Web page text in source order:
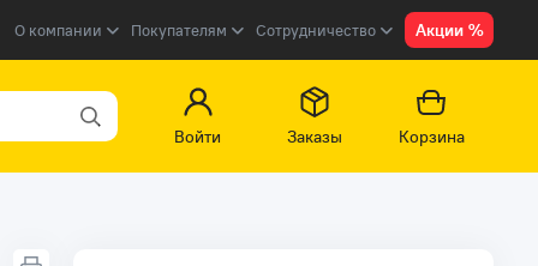
О компании Покупателям Сотрудничество Акции %
Войти
Заказы Корзина